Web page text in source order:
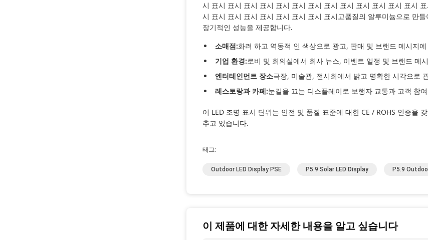
시 표시 표시 표시 표시 표시 표시 표시 표시 표시 표시 표시 표시 표시
시 표시 표시 표시 표시 표시 표시 표시 표시고품질의 알루미늄으로 만
장기적인 성능을 제공합니다.
소매점:화려 하고 역동적 인 색상으로 광고, 판매 및 브랜드 메시지
기업 환경:로비 및 회의실에서 회사 뉴스, 이벤트 일정 및 브랜드 메
엔터테인먼트 장소극장, 미술관, 전시회에서 밝고 명확한 시각으로
레스토랑과 카페:눈길을 끄는 디스플레이로 보행자 교통과 고객 참
이 LED 조명 표시 단위는 안전 및 품질 표준에 대한 CE / ROHS 인증을
추고 있습니다.
태그:
Outdoor LED Display PSE P5.9 Solar LED Display P5.9
이 제품에 대한 자세한 내용을 알고 싶습니다